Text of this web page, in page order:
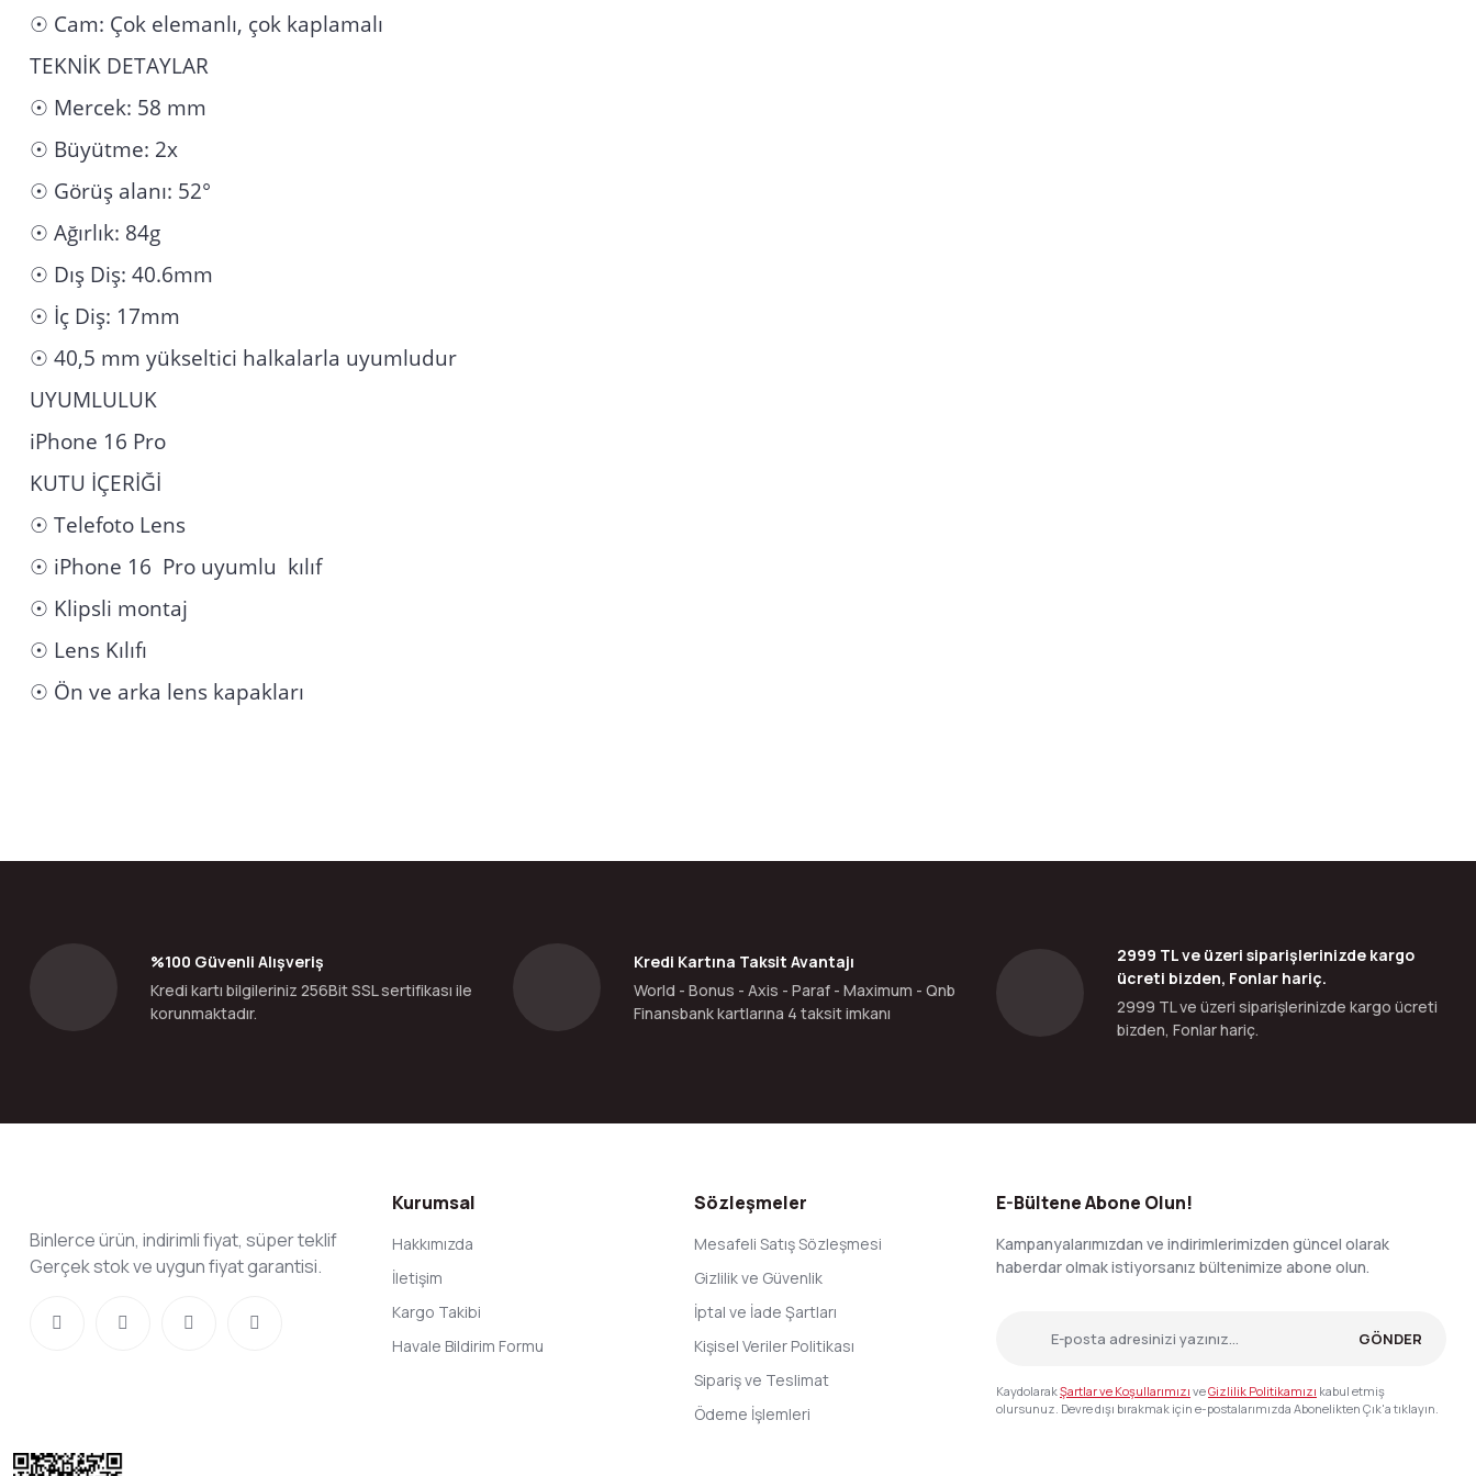
☉ Cam: Çok elemanlı, çok kaplamalı
TEKNİK DETAYLAR
☉ Mercek: 58 mm
☉ Büyütme: 2x
☉ Görüş alanı: 52°
☉ Ağırlık: 84g
☉ Dış Diş: 40.6mm
☉ İç Diş: 17mm
☉ 40,5 mm yükseltici halkalarla uyumludur
UYUMLULUK
iPhone 16 Pro
KUTU İÇERİĞİ
☉ Telefoto Lens
☉ iPhone 16 Pro uyumlu kılıf
☉ Klipsli montaj
☉ Lens Kılıfı
☉ Ön ve arka lens kapakları
Ürün fiyatı diğer sitelerden daha pahalı.
Bu ürüne benzer farklı alternatifler olmalı.
%100 Güvenli Alışveriş
Kredi kartı bilgileriniz 256Bit SSL sertifikası ile
korunmaktadır.
Kredi Kartına Taksit Avantajı
World - Bonus - Axis - Paraf - Maximum - Qnb
Finansbank kartlarına 4 taksit imkanı
2999 TL ve üzeri siparişlerinizde kargo
ücreti bizden, Fonlar hariç.
2999 TL ve üzeri siparişlerinizde kargo ücreti
bizden, Fonlar hariç.
Binlerce ürün, indirimli fiyat, süper teklif
Gerçek stok ve uygun fiyat garantisi.
Kurumsal
Hakkımızda
İletişim
Kargo Takibi
Havale Bildirim Formu
Sözleşmeler
Mesafeli Satış Sözleşmesi
Gizlilik ve Güvenlik
İptal ve İade Şartları
Kişisel Veriler Politikası
Sipariş ve Teslimat
Ödeme İşlemleri
E-Bültene Abone Olun!
Kampanyalarımızdan ve indirimlerimizden güncel olarak
haberdar olmak istiyorsanız bültenimize abone olun.
GÖNDER
KaydolarakŞartlar ve Koşullarımızı veGizlilik Politikamızı kabul etmiş
olursunuz. Devre dışı bırakmak için e-postalarımızda Abonelikten Çık'a tıklayın.